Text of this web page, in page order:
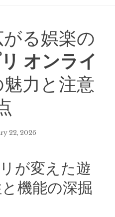
る娯楽の
オンライ
力と注意
22, 2026
が変えた遊
機能の深掘